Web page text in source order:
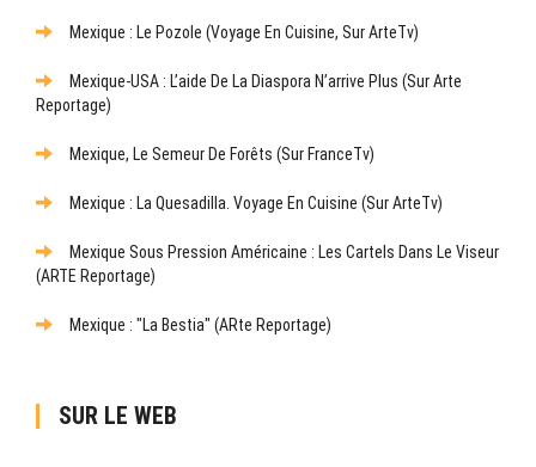
Mexique : Le Pozole (Voyage En Cuisine, Sur ArteTv)
Mexique-USA : L’aide De La Diaspora N’arrive Plus (sur Arte
Reportage)
Mexique, Le Semeur De Forêts (sur FranceTv)
Mexique : La Quesadilla. Voyage En Cuisine (sur ArteTv)
Mexique Sous Pression Américaine : Les Cartels Dans Le Viseur
(ARTE Reportage)
Mexique : "La Bestia" (ARte Reportage)
SUR LE WEB